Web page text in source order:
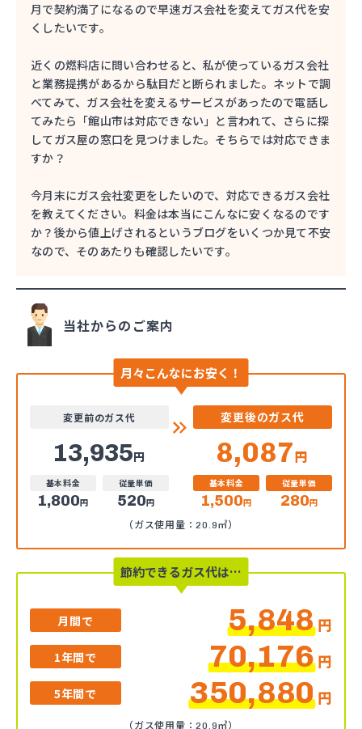
月で契約満了になるので早速ガス会社を変えてガス代を安
くしたいです。
近くの燃料店に問い合わせると、私が使っているガス会社
と業務提携があるから駄目だと断られました。ネットで調
べてみて、ガス会社を変えるサービスがあったので電話し
てみたら「館山市は対応できない」と言われて、さらに探
してガス屋の窓口を見つけました。そちらでは対応できま
すか？
今月末にガス会社変更をしたいので、対応できるガス会社
を教えてください。料金は本当にこんなに安くなるのです
か？後から値上げされるというブログをいくつか見て不安
なので、そのあたりも確認したいです。
当社からのご案内
月々こんなにお安く！
変更前のガス代
13,935円
変更後のガス代
8,087円
基本料金
1,800円
従量単価
520円
基本料金
1,500円
従量単価
280円
（ガス使用量：20.9㎥）
節約できるガス代は…
月間で 5,848円
1年間で 70,176円
5年間で 350,880円
（ガス使用量：20.9㎥）